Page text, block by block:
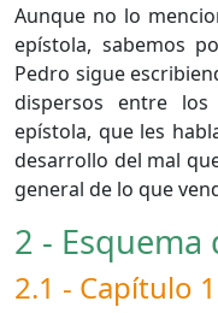
Aunque no lo
epístola, sabemos
Pedro sigue
dispersos entre
epístola, que les
desarrollo del mal
general de lo que
2 - Esquema
2.1 - Capítulo 1